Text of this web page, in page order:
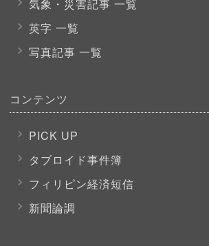
気象・災害記事 一覧
英字 一覧
写真記事 一覧
コンテンツ
PICK UP
タブロイド事件簿
フィリピン経済短信
新聞論調